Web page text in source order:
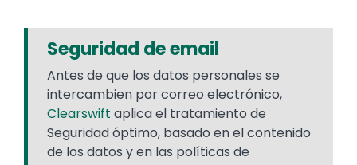
Seguridad de email
Antes de que los datos personales se
intercambien por correo electrónico,
Clearswift aplica el tratamiento de
Seguridad óptimo, basado en el contenido
de los datos y en las políticas de